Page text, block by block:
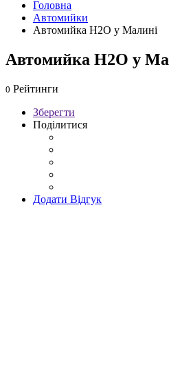
Головна
Автомийки
Автомийка H2O у Малині
Автомийка H2O у
0 Рейтинги
Зберегти
Поділитися
Додати Відгук